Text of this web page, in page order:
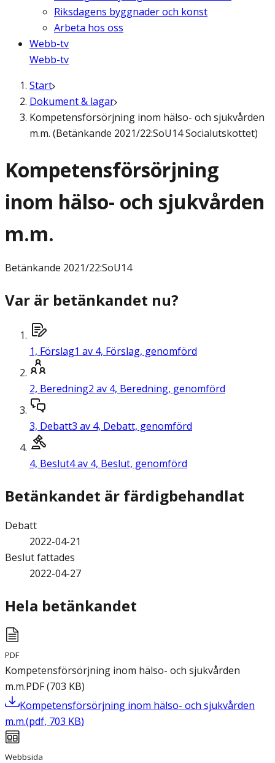
Riksdagens byggnader och konst
Arbeta hos oss
Webb-tv
Webb-tv
Start
Dokument & lagar
Kompetensförsörjning inom hälso- och sjukvården
m.m. (Betänkande 2021/22:SoU14 Socialutskottet)
Kompetensförsörjning
inom hälso- och sjukvården
m.m.
Betänkande 2021/22:SoU14
Var är betänkandet nu?
1, Förslag1 av 4, Förslag, genomförd
2, Beredning2 av 4, Beredning, genomförd
3, Debatt3 av 4, Debatt, genomförd
4, Beslut4 av 4, Beslut, genomförd
Betänkandet är färdigbehandlat
Debatt
2022-04-21
Beslut fattades
2022-04-27
Hela betänkandet
PDF
Kompetensförsörjning inom hälso- och sjukvården
m.m.PDF(703 KB)
Kompetensförsörjning inom hälso- och sjukvården
m.m.(pdf, 703 KB)
Webbsida